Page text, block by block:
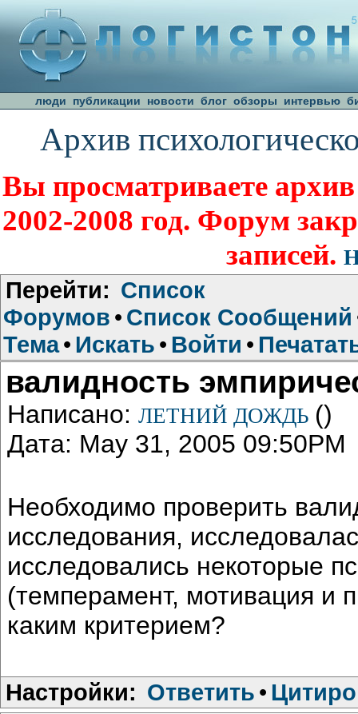
люди публикации новости блог обзоры интервью
Архив
Вы просматриваете
2002-2008 год. Форум
записей.
Перейти: Список
Форумов • Список Сообщений
Тема• Искать • Войти •
валидность
Написано: ЛЕТНИЙ ДОЖДЬ ()
Дата: May 31, 2005 09:50PM
Необходимо проверить
исследования,
исследовались некоторые
(темперамент, мотивация и
каким критерием?
Настройки: Ответить •